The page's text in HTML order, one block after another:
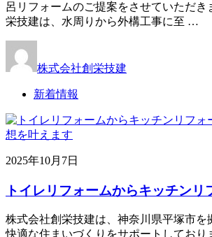
呂リフォームのご提案をさせていただき
栄技建は、水周りから外構工事に至 …
株式会社創栄技建
新着情報
2025年10月7日
トイレリフォームからキッチンリ
株式会社創栄技建は、神奈川県平塚市を
快適な住まいづくりをサポートしており